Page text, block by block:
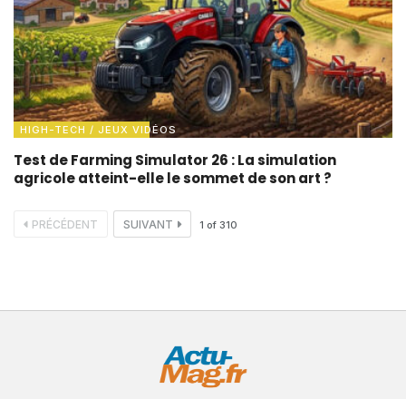
HIGH-TECH / JEUX VIDÉOS
Test de Farming Simulator 26 : La simulation
agricole atteint-elle le sommet de son art ?
PRÉCÉDENT SUIVANT 1 of 310